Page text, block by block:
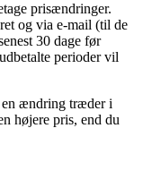
prisændringer.
og via e-mail (til de
30 dage før
perioder vil
ændring træder i
højere pris, end du